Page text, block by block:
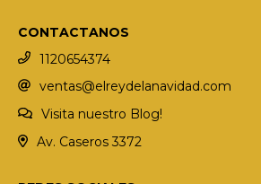
CONTACTANOS
1120654374
ventas@elreydelanavidad.com
Visita nuestro Blog!
Av. Caseros 3372